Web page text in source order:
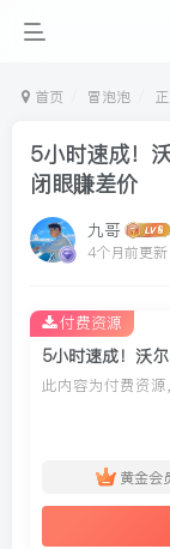
首页 冒泡泡
5小时速成！
闭眼賺差价
九哥
4个月前更新
此内容为付费资
黄金会
付费资源